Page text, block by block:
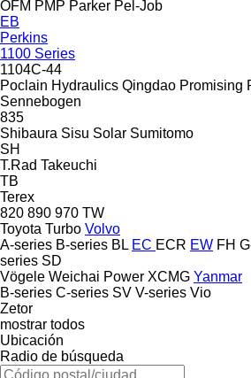
OFM PMP Parker Pel-Job
EB
Perkins
1100 Series
1104C-44
Poclain Hydraulics Qingdao Promising
Sennebogen
835
Shibaura Sisu Solar Sumitomo
SH
T.Rad Takeuchi
TB
Terex
820 890 970 TW
Toyota Turbo Volvo
A-series B-series BL EC ECR EW FH
series SD
Vögele Weichai Power XCMG Yanmar
B-series C-series SV V-series Vio
Zetor
mostrar todos
Ubicación
Radio de búsqueda